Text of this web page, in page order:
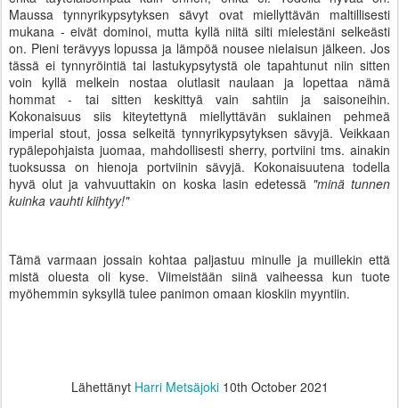
Maussa tynnyrikypsytyksen sävyt ovat miellyttävän maltillisesti
mukana - eivät dominoi, mutta kyllä niitä silti mielestäni selkeästi
on. Pieni terävyys lopussa ja lämpöä nousee nielaisun jälkeen. Jos
tässä ei tynnyröintiä tai lastukypsytystä ole tapahtunut niin sitten
voin kyllä melkein nostaa olutlasit naulaan ja lopettaa nämä
hommat - tai sitten keskittyä vain sahtiin ja saisoneihin.
Kokonaisuus siis kiteytettynä miellyttävän suklainen pehmeä
imperial stout, jossa selkeitä tynnyrikypsytyksen sävyjä. Veikkaan
rypälepohjaista juomaa, mahdollisesti sherry, portviini tms. ainakin
tuoksussa on hienoja portviinin sävyjä. Kokonaisuutena todella
hyvä olut ja vahvuuttakin on koska lasin edetessä "minä tunnen
kuinka vauhti kiihtyy!"
Tämä varmaan jossain kohtaa paljastuu minulle ja muillekin että
mistä oluesta oli kyse. Viimeistään siinä vaiheessa kun tuote
myöhemmin syksyllä tulee panimon omaan kioskiin myyntiin.
Lähettänyt Harri Metsäjoki 10th October 2021